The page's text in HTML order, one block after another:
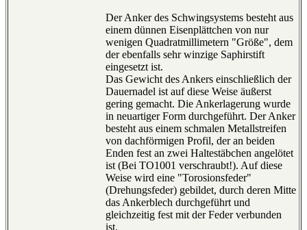
Der Anker des Schwingsystems besteht aus
einem dünnen Eisenplättchen von nur
wenigen Quadratmillimetern "Größe", dem
der ebenfalls sehr winzige Saphirstift
eingesetzt ist.
Das Gewicht des Ankers einschließlich der
Dauernadel ist auf diese Weise äußerst
gering gemacht. Die Ankerlagerung wurde
in neuartiger Form durchgeführt. Der Anker
besteht aus einem schmalen Metallstreifen
von dachförmigen Profil, der an beiden
Enden fest an zwei Haltestäbchen angelötet
ist (Bei TO1001 verschraubt!). Auf diese
Weise wird eine "Torosionsfeder"
(Drehungsfeder) gebildet, durch deren Mitte
das Ankerblech durchgeführt und
gleichzeitig fest mit der Feder verbunden
ist.